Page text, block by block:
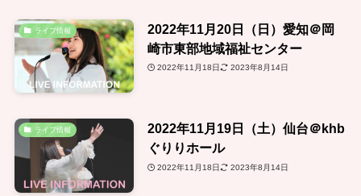
ライブ情報
2022年11月20日（日）愛知＠岡
崎市東部地域福祉センター
2022年11月18日 2023年8月14日
ライブ情報
2022年11月19日（土）仙台＠khb
ぐりりホール
2022年11月18日 2023年8月14日